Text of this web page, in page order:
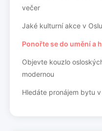
večer
Jaké kulturní akce v
Ponořte se do umění a
Objevte kouzlo
modernou
Hledáte pronájem bytu